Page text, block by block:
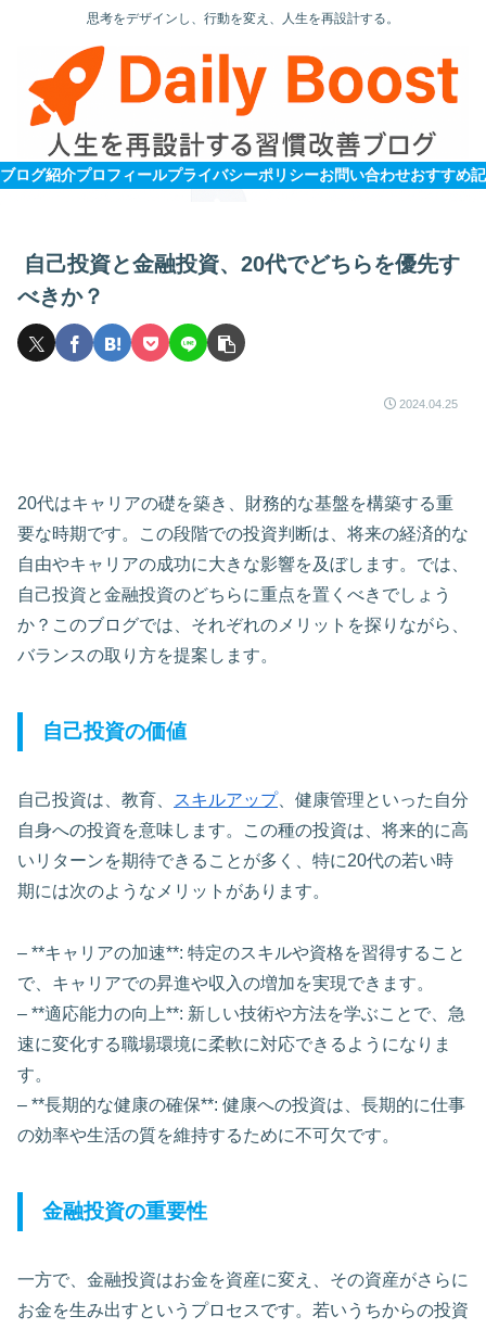
思考をデザインし、行動を変え、人生を再設計する。
ブログ紹介プロフィールプライバシーポリシーお問い合わせ
自己投資と金融投資、20代でどちらを優先す
べきか？
2024.04.25
20代はキャリアの礎を築き、財務的な基盤を構築する重
要な時期です。この段階での投資判断は、将来の経済的な
自由やキャリアの成功に大きな影響を及ぼします。では、
自己投資と金融投資のどちらに重点を置くべきでしょう
か？このブログでは、それぞれのメリットを探りながら、
バランスの取り方を提案します。
自己投資の価値
自己投資は、教育、 スキルアップ、健康管理といった自分
自身への投資を意味します。この種の投資は、将来的に高
いリターンを期待できることが多く、特に20代の若い時
期には次のようなメリットがあります。
– **キャリアの加速**: 特定のスキルや資格を習得すること
で、キャリアでの昇進や収入の増加を実現できます。
– **適応能力の向上**: 新しい技術や方法を学ぶことで、急
速に変化する職場環境に柔軟に対応できるようになりま
す。
– **長期的な健康の確保**: 健康への投資は、長期的に仕事
の効率や生活の質を維持するために不可欠です。
金融投資の重要性
一方で、金融投資はお金を資産に変え、その資産がさらに
お金を生み出すというプロセスです。若いうちからの投資